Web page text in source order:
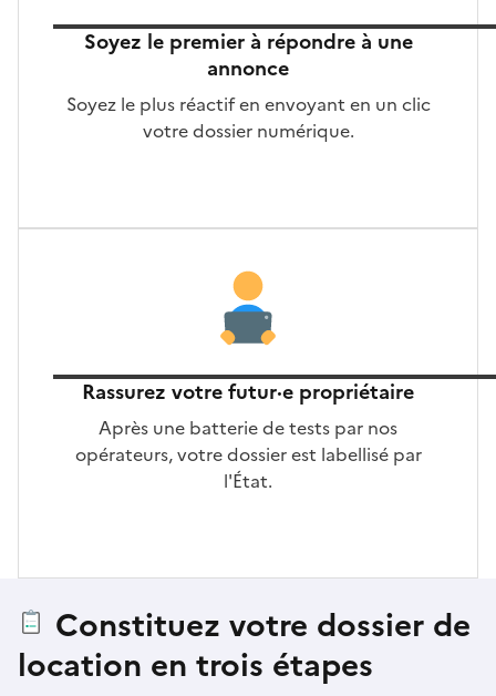
Soyez le premier à répondre à une
annonce
Soyez le plus réactif en envoyant en un clic
votre dossier numérique.
Rassurez votre futur·e propriétaire
Après une batterie de tests par nos
opérateurs, votre dossier est labellisé par
l'État.
Constituez votre dossier de
location en trois étapes